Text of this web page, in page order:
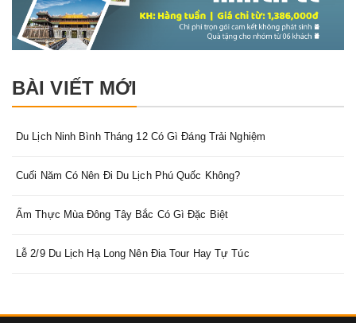
BÀI VIẾT MỚI
Du Lịch Ninh Bình Tháng 12 Có Gì Đáng Trải Nghiệm
Cuối Năm Có Nên Đi Du Lịch Phú Quốc Không?
Ẩm Thực Mùa Đông Tây Bắc Có Gì Đặc Biệt
Lễ 2/9 Du Lịch Hạ Long Nên Đia Tour Hay Tự Túc